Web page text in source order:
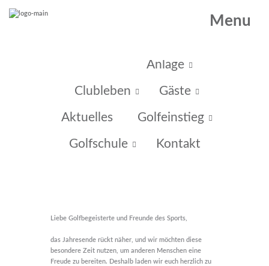
Anlage
Clubleben Gäste
Aktuelles Golfeinstieg
Golfschule Kontakt
Menu
Liebe Golfbegeisterte und Freunde des Sports,
das Jahresende rückt näher, und wir möchten diese
besondere Zeit nutzen, um anderen Menschen eine
Freude zu bereiten. Deshalb laden wir euch herzlich zu